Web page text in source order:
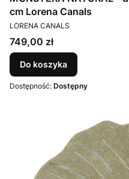
cm Lorena Canals
PRODUCENT
LORENA CANALS
Cena
749,00 zł
Do koszyka
Dostępność: Dostępny